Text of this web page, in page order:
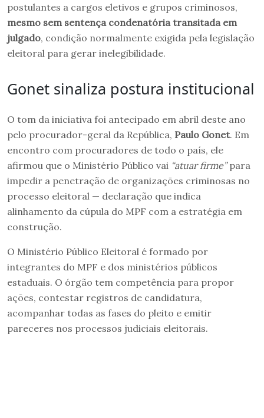
postulantes a cargos eletivos e grupos criminosos,
mesmo sem sentença condenatória transitada em
julgado, condição normalmente exigida pela legislação
eleitoral para gerar inelegibilidade.
Gonet sinaliza postura institucional
O tom da iniciativa foi antecipado em abril deste ano
pelo procurador-geral da República, Paulo Gonet. Em
encontro com procuradores de todo o país, ele
afirmou que o Ministério Público vai “atuar firme”para
impedir a penetração de organizações criminosas no
processo eleitoral — declaração que indica
alinhamento da cúpula do MPF com a estratégia em
construção.
O Ministério Público Eleitoral é formado por
integrantes do MPF e dos ministérios públicos
estaduais. O órgão tem competência para propor
ações, contestar registros de candidatura,
acompanhar todas as fases do pleito e emitir
pareceres nos processos judiciais eleitorais.